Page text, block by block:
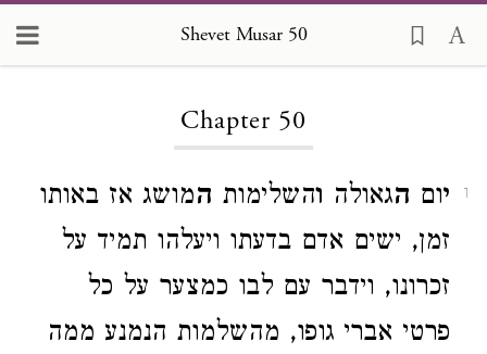
Shevet Musar 50
Chapter 50
1 יום הגאולה והשלימות המושג אז באותו
זמן, ישים אדם בדעתו ויעלהו תמיד על
זכרונו, וידבר עם לבו כמצער על כל
פרטי אברי גופו, מהשלמות הנמנע ממה